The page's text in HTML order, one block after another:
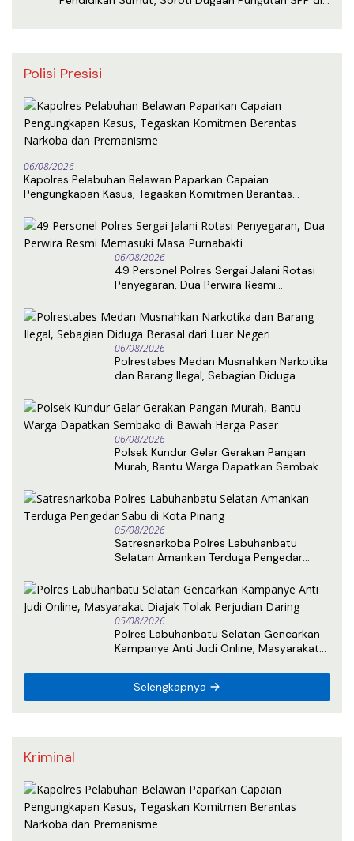
Polisi Presisi
06/08/2026
Kapolres Pelabuhan Belawan Paparkan Capaian
Pengungkapan Kasus, Tegaskan Komitmen Berantas
06/08/2026
49 Personel Polres Sergai Jalani Rotasi
Penyegaran, Dua Perwira Resmi
06/08/2026
Polrestabes Medan Musnahkan Narkotika
dan Barang Ilegal, Sebagian Diduga
06/08/2026
Polsek Kundur Gelar Gerakan Pangan
Murah, Bantu Warga Dapatkan Sembako
05/08/2026
Satresnarkoba Polres Labuhanbatu
Selatan Amankan Terduga Pengedar
05/08/2026
Polres Labuhanbatu Selatan Gencarkan
Kampanye Anti Judi Online, Masyarakat
Selengkapnya
Kriminal